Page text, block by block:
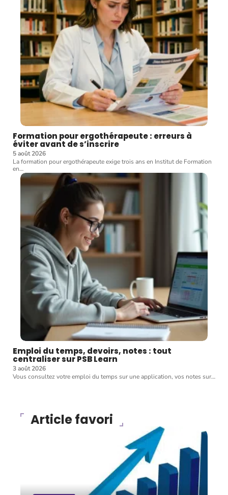
Formation pour ergothérapeute : erreurs à
éviter avant de s’inscrire
5 août 2026
La formation pour ergothérapeute exige trois ans en Institut de Formation
en…
Emploi du temps, devoirs, notes : tout
centraliser sur PSB Learn
3 août 2026
Vous consultez votre emploi du temps sur une application, vos notes sur…
Article favori